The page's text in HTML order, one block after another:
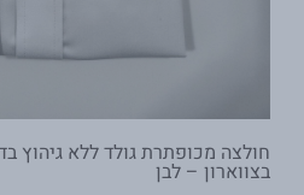
חולצה מכופתרת גולד ללא גיהוץ
בצווארון – לבן